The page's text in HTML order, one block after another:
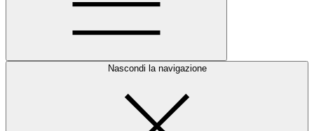
Nascondi la navigazione